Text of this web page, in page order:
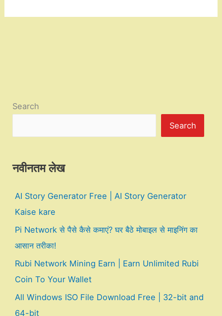
Search
Search
नवीनतम लेख
AI Story Generator Free | AI Story Generator
Kaise kare
Pi Network से पैसे कैसे कमाएं? घर बैठे मोबाइल से माइनिंग का
आसान तरीका!
Rubi Network Mining Earn | Earn Unlimited Rubi
Coin To Your Wallet
All Windows ISO File Download Free | 32-bit and
64-bit